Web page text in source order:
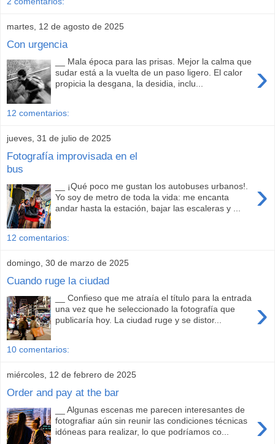
martes, 12 de agosto de 2025
Con urgencia
›
__ Mala época para las prisas. Mejor la calma que
sudar está a la vuelta de un paso ligero. El calor
propicia la desgana, la desidia, inclu...
12 comentarios:
jueves, 31 de julio de 2025
Fotografía improvisada en el
bus
›
__ ¡Qué poco me gustan los autobuses urbanos!.
Yo soy de metro de toda la vida: me encanta
andar hasta la estación, bajar las escaleras y ...
12 comentarios:
domingo, 30 de marzo de 2025
Cuando ruge la ciudad
›
__ Confieso que me atraía el título para la entrada
una vez que he seleccionado la fotografía que
publicaría hoy. La ciudad ruge y se distor...
10 comentarios:
miércoles, 12 de febrero de 2025
Order and pay at the bar
›
__ Algunas escenas me parecen interesantes de
fotografiar aún sin reunir las condiciones técnicas
idóneas para realizar, lo que podríamos co...